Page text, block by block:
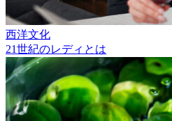
西洋文化
21世紀のレディとは